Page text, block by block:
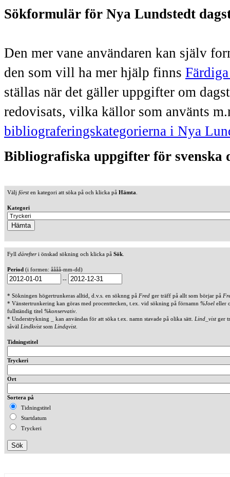
Sökformulär för Nya Lundstedt
Den mer vane användaren kan själv
den som vill ha mer hjälp finns
ställas när det gäller uppgifter om
redovisats, vilka källor som använts
bibliograferingskategorierna i Nya
Bibliografiska uppgifter för svenska
Välj försten kategori att söka på och klicka på Hämta
Kategori
Fyll därefteri önskad sökning och klicka på Sök
Period (i formen: åååå-mm-dd)
--
* Sökningen högertrunkeras alltid, d.v.s. en söknng på Fred ger träff på allt som börjar på
* Vänstertrunkering kan göras med procenttecken, t.ex. vid sökning på förnamn %Joel eller
fullständig titel %konservativ
* Understrykning _ kan användas för att söka t.ex. namn stavade på olika sätt. Lind_vistger
såväl Lindkvistsom Lindqvist.
Tidningstitel
Tryckeri
Ort
Sortera på
Tidningstitel
Startdatum
Tryckeri